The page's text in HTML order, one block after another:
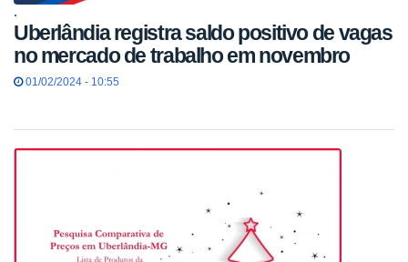
.
Uberlândia registra saldo positivo de vagas
no mercado de trabalho em novembro
01/02/2024 - 10:55